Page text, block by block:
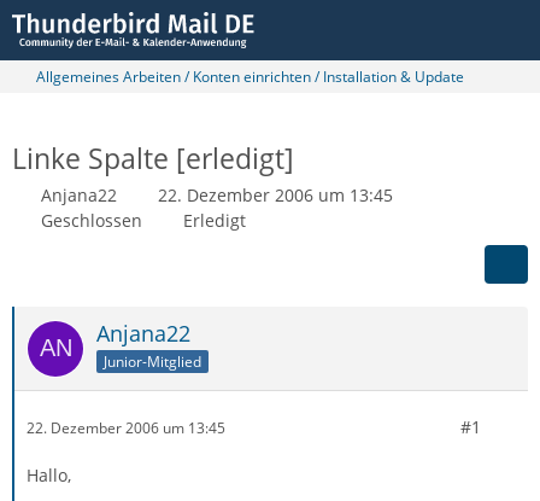
Allgemeines Arbeiten / Konten einrichten / Installation & Update
Linke Spalte [erledigt]
Anjana22
22. Dezember 2006 um 13:45
Geschlossen
Erledigt
Anjana22
Junior-Mitglied
22. Dezember 2006 um 13:45 #1
Hallo,